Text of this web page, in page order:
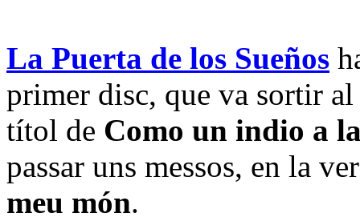
La Puerta de los Sueños
primer disc, que va sortir
títol de Como un indio a
passar uns messos, en la
meu món.